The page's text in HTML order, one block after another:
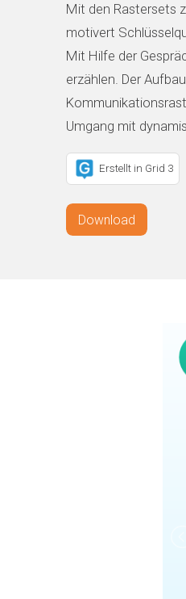
Mit den Rastersets
motivert
Mit Hilfe der
erzählen. Der
Umgang mit
Erstellt in Grid 3
Download